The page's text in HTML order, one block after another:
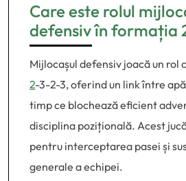
Care este rolul
defensiv în formația
Mijlocașul defensiv joacă un rol
2-3-2-3, oferind un link între
timp ce blochează eficient
disciplina pozițională. Acest
pentru interceptarea pasei și
generale a echipei.